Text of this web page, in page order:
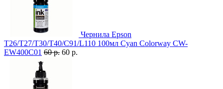
Чернила Epson
T26/T27/T30/T40/C91/L110 100мл Cyan Colorway CW-
EW400C01 60 р. 60 р.